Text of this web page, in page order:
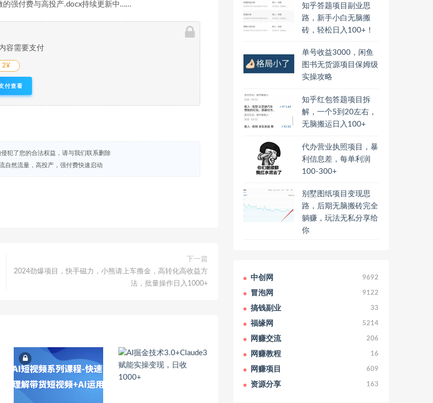
的强付费与高投产.docx持续更新中……
容需要支付
2¥
付查看
犯了您的合法权益，请与我们联系删除
自然流量，高投产，强付费快速启动
下一篇
2024劲爆项目，快手磁力，小熊请上车撸金，高转化高收益方
法，批量操作日入1000+
知乎答题项目副业思
路，新手小白无脑搬
砖，轻松日入100+！
单号收益3000，闲鱼
图书无货源项目保姆级
实操攻略
知乎红包答题项目拆
解，一个5到20左右，
无脑搬运日入100+
代办营业执照项目，暴
利信息差，每单利润
100-300+
别墅图纸项目变现思
路，后期无脑搬砖完全
躺赚，玩法无私分享给
你
中创网 9692
冒泡网 9122
搞钱副业 33
福缘网 5214
网赚交流 206
网赚教程 16
网赚项目 609
资源分享 163